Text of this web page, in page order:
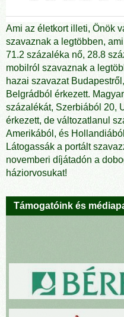
Ami az életkort illeti, Önök
szavaznak a legtöbben,
71.2 százaléka nő, 28.8
mobilról szavaznak a
hazai szavazat
Belgrádból érkezett.
százalékát, Szerbiából 20,
érkezett, de változatlanul
Amerikából, és
Látogassák a portált
novemberi díjátadón a
háziorvosukat!
Támogatóink és